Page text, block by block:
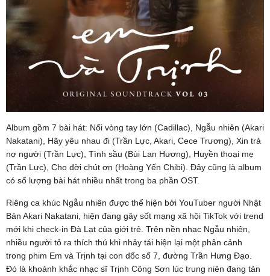
Album gồm 7 bài hát: Nối vòng tay lớn (Cadillac), Ngẫu nhiên (Akari
Nakatani), Hãy yêu nhau đi (Trần Lực, Akari, Cece Trương), Xin trả
nợ người (Trần Lực), Tình sầu (Bùi Lan Hương), Huyền thoại mẹ
(Trần Lực), Cho đời chút ơn (Hoàng Yến Chibi). Đây cũng là album
có số lượng bài hát nhiều nhất trong ba phần OST.
Riêng ca khúc Ngẫu nhiên được thể hiện bởi YouTuber người Nhật
Bản Akari Nakatani, hiện đang gây sốt mạng xã hội TikTok với trend
mới khi check-in Đà Lạt của giới trẻ. Trên nền nhạc Ngẫu nhiên,
nhiều người tỏ ra thích thú khi nhảy tái hiện lại một phân cảnh
trong phim Em và Trịnh tại con dốc số 7, đường Trần Hưng Đạo.
Đó là khoảnh khắc nhạc sĩ Trịnh Công Sơn lúc trung niên đang tản